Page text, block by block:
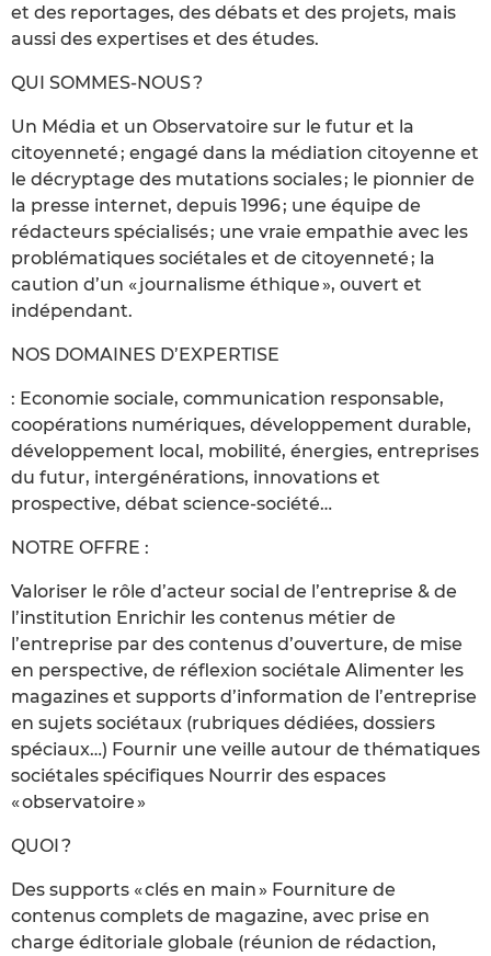
et des reportages, des débats et des projets, mais
aussi des expertises et des études.
QUI SOMMES-NOUS ?
Un Média et un Observatoire sur le futur et la
citoyenneté ; engagé dans la médiation citoyenne et
le décryptage des mutations sociales ; le pionnier de
la presse internet, depuis 1996 ; une équipe de
rédacteurs spécialisés ; une vraie empathie avec les
problématiques sociétales et de citoyenneté ; la
caution d’un « journalisme éthique », ouvert et
indépendant.
NOS DOMAINES D’EXPERTISE
: Economie sociale, communication responsable,
coopérations numériques, développement durable,
développement local, mobilité, énergies, entreprises
du futur, intergénérations, innovations et
prospective, débat science-société…
NOTRE OFFRE :
Valoriser le rôle d’acteur social de l’entreprise & de
l’institution Enrichir les contenus métier de
l’entreprise par des contenus d’ouverture, de mise
en perspective, de réflexion sociétale Alimenter les
magazines et supports d’information de l’entreprise
en sujets sociétaux (rubriques dédiées, dossiers
spéciaux…) Fournir une veille autour de thématiques
sociétales spécifiques Nourrir des espaces
« observatoire »
QUOI ?
Des supports « clés en main » Fourniture de
contenus complets de magazine, avec prise en
charge éditoriale globale (réunion de rédaction,